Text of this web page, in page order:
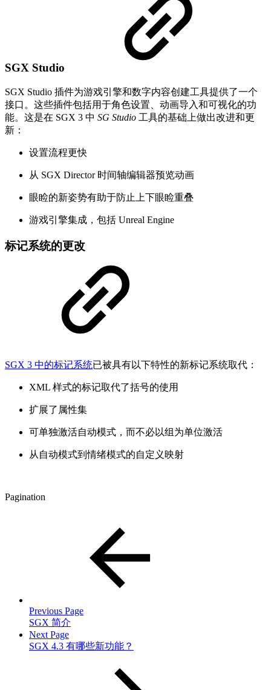
SGX Studio
SGX Studio 插件为游戏引擎和数字内容创建工具提供了一个
接口。这些插件包括用于角色设置、动画导入和可视化的功
能。这是在 SGX 3 中 SG Studio 工具的基础上做出改进和更
新：
设置流程更快
从 SGX Director 时间轴编辑器预览动画
眼睑的新姿势有助于防止上下眼睑重叠
游戏引擎集成，包括 Unreal Engine
标记系统的更改
SGX 3 中的标记系统已被具有以下特性的新标记系统取代：
XML 样式的标记取代了括号的使用
扩展了属性集
可单独激活自动模式，而不必以组为单位激活
从自动模式到情绪模式的自定义映射
Pagination
Previous Page
SGX 简介
Next Page
SGX 4.3 有哪些新功能？